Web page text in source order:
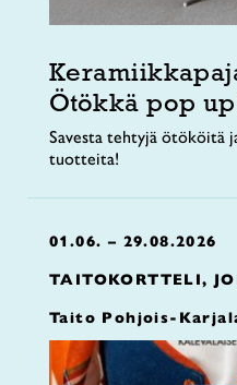
Ötökkä pop
Savesta tehtyjä ötököitä
tuotteita!
01.06. – 29.08.2026
TAITOKORTTELI,
Taito Pohjois-